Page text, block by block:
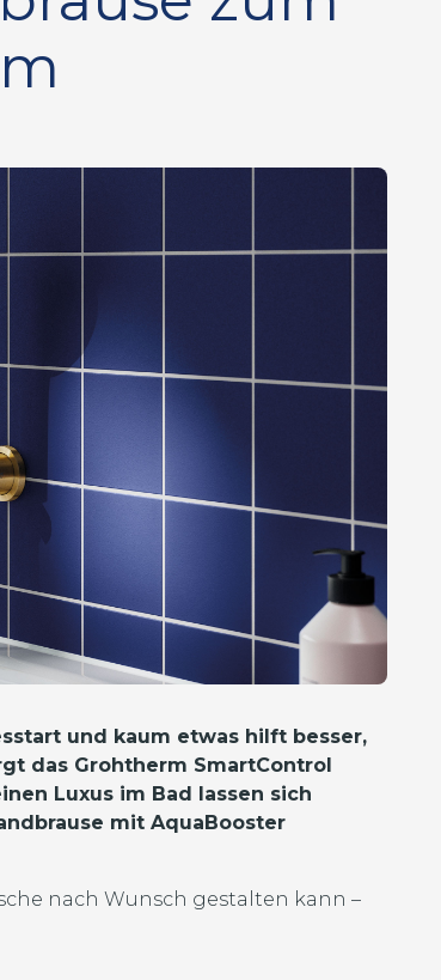
und kaum etwas hilft besser,
das Grohtherm SmartControl
Luxus im Bad lassen sich
mit AquaBooster
nach Wunsch gestalten kann –